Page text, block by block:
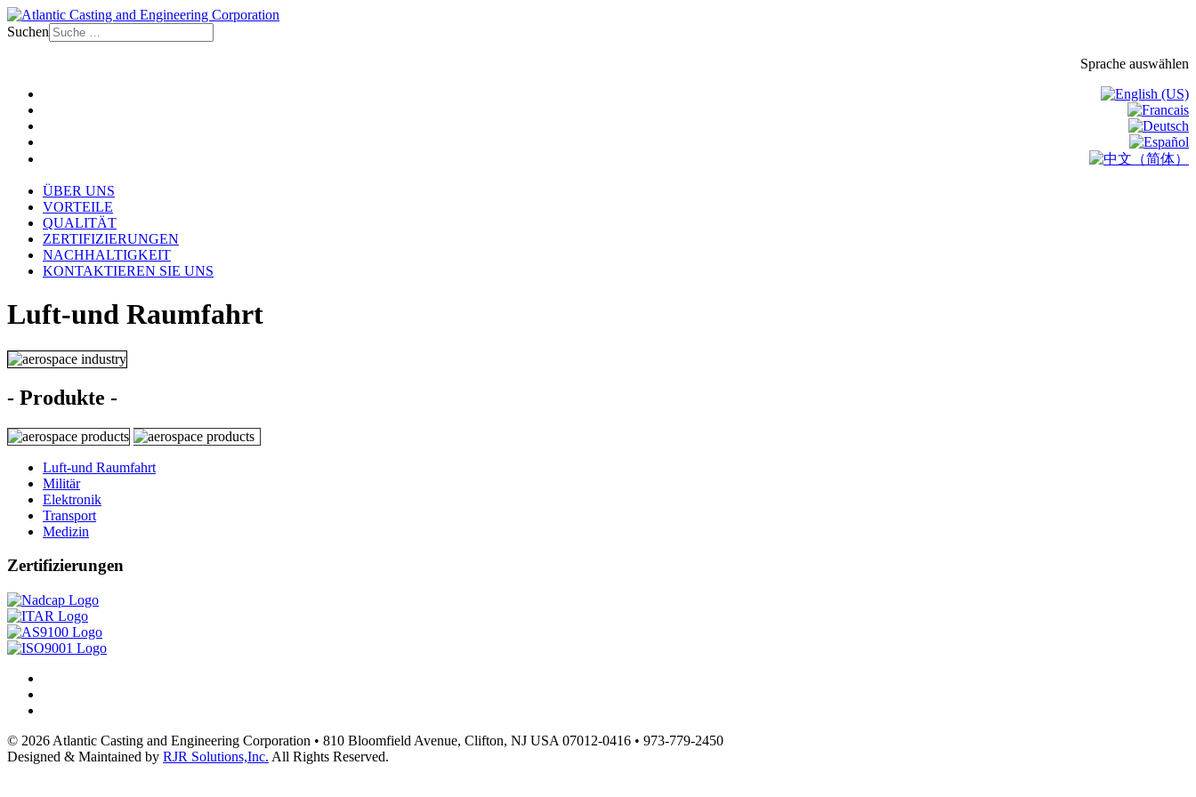
Suchen
Sprache auswählen
ÜBER UNS
VORTEILE
QUALITÄT
ZERTIFIZIERUNGEN
NACHHALTIGKEIT
KONTAKTIEREN SIE UNS
Luft-und Raumfahrt
- Produkte -
Luft-und Raumfahrt
Militär
Elektronik
Transport
Medizin
Zertifizierungen
© 2026 Atlantic Casting and Engineering Corporation • 810 Bloomfield Avenue, Clifton, NJ USA 07012-0416 • 973-779-2450
Designed & Maintained by RJR Solutions,Inc. All Rights Reserved.